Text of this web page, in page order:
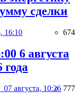
сделки
16:10 674
6 августа
года
07 августа, 10:26 777